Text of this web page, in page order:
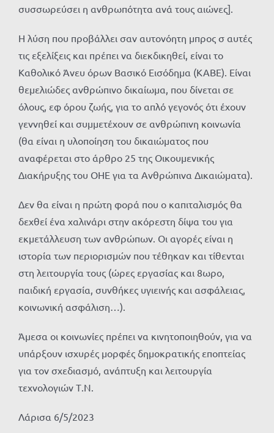
συσσωρεύσει η ανθρωπότητα ανά τους αιώνες].
Η λύση που προβάλλει σαν αυτονόητη μπρος σ αυτές
τις εξελίξεις και πρέπει να διεκδικηθεί, είναι το
Καθολικό Άνευ όρων Βασικό Εισόδημα (ΚΑΒΕ). Είναι
θεμελιώδες ανθρώπινο δικαίωμα, που δίνεται σε
όλους, εφ όρου ζωής, για το απλό γεγονός ότι έχουν
γεννηθεί και συμμετέχουν σε ανθρώπινη κοινωνία
(θα είναι η υλοποίηση του δικαιώματος που
αναφέρεται στο άρθρο 25 της Οικουμενικής
Διακήρυξης του ΟΗΕ για τα Ανθρώπινα Δικαιώματα).
Δεν θα είναι η πρώτη φορά που ο καπιταλισμός θα
δεχθεί ένα χαλινάρι στην ακόρεστη δίψα του για
εκμετάλλευση των ανθρώπων. Οι αγορές είναι η
ιστορία των περιορισμών που τέθηκαν και τίθενται
στη λειτουργία τους (ώρες εργασίας και 8ωρο,
παιδική εργασία, συνθήκες υγιεινής και ασφάλειας,
κοινωνική ασφάλιση…).
Άμεσα οι κοινωνίες πρέπει να κινητοποιηθούν, για να
υπάρξουν ισχυρές μορφές δημοκρατικής εποπτείας
για τον σχεδιασμό, ανάπτυξη και λειτουργία
τεχνολογιών Τ.Ν.
Λάρισα 6/5/2023